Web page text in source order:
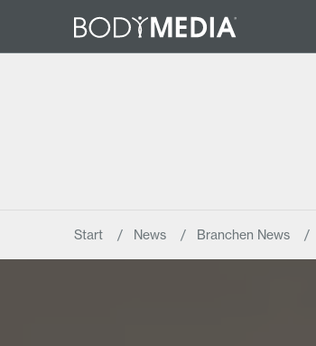
Start News Branchen News